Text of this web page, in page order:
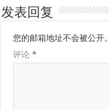
发表回复
您的邮箱地址不会被公开。
评论*